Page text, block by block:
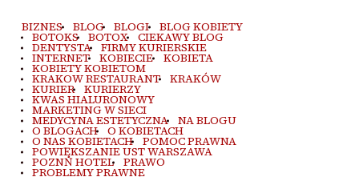
BIZNES BLOG BLOGI BLOG KOBIETY
BOTOKS BOTOX CIEKAWY BLOG
DENTYSTA FIRMY KURIERSKIE
INTERNET KOBIECIE KOBIETA
KOBIETY KOBIETOM
KRAKOW RESTAURANT KRAKÓW
KURIER KURIERZY
KWAS HIALURONOWY
MARKETING W SIECI
MEDYCYNA ESTETYCZNA NA BLOGU
O BLOGACH O KOBIETACH
O NAS KOBIETACH POMOC PRAWNA
POWIĘKSZANIE UST WARSZAWA
POZNŃ HOTEL PRAWO
PROBLEMY PRAWNE